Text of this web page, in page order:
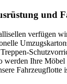
und
verfügen
werden Ihre
Fahrzeugflotte